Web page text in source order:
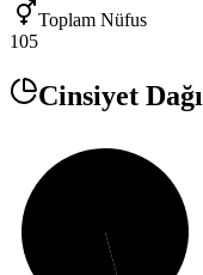
Toplam Nüfus
105
Cinsiyet